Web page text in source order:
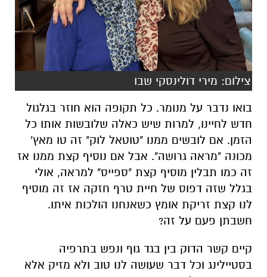
צילום: מירי דולינסקי שבו
בואו נדבר על מנומר. כל תקופה הוא חוזר בגלגול
חדש לחיינו, למרות שיש כאלה שלובשות אותו כל
הזמן. אם לובשים ממנו "טוטאל לוק" זה טו מאץ'
זה כמו תבלין מוסיף קצת "ספייס" למראה, אולי
בגלל שזה דפוס של חיית טרף חזקה אז זה מוסיף
לנו קצת זריקת אומץ כשאנחנו הולכות איתו.
חשבתן פעם על זה?
קיים קשר הדוק בין בגד גוף ונפש בתרפיה
בסטיילינג וכל דבר שעושה לנו טוב ולא מזיק אלא
משפר שווה לאמץ.
תיק או נעל או אפילו צעיף מנומר, אחד מהם אבל
לא יותר מזה. היתרון הוא שהוא מתאים גם לכל גיל.